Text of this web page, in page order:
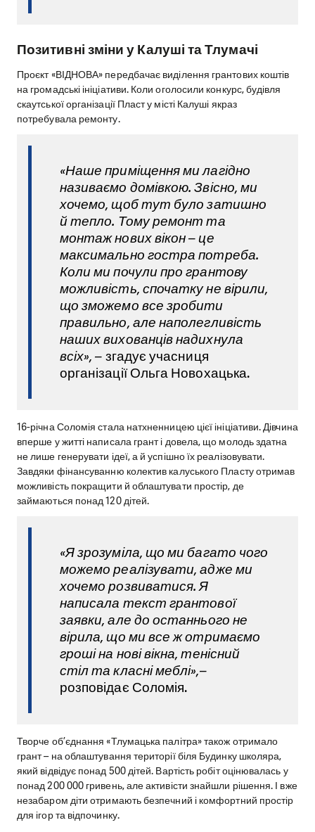
Позитивні зміни у Калуші та Тлумачі
Проєкт «ВІДНОВА» передбачає виділення грантових коштів
на громадські ініціативи. Коли оголосили конкурс, будівля
скаутської організації Пласт у місті Калуші якраз
потребувала ремонту.
«Наше приміщення ми лагідно
називаємо домівкою. Звісно, ми
хочемо, щоб тут було затишно
й тепло. Тому ремонт та
монтаж нових вікон – це
максимально гостра потреба.
Коли ми почули про грантову
можливість, спочатку не вірили,
що зможемо все зробити
правильно, але наполегливість
наших вихованців надихнула
всіх», – згадує учасниця
організації Ольга Новохацька.
16-річна Соломія стала натхненницею цієї ініціативи. Дівчина
вперше у житті написала грант і довела, що молодь здатна
не лише генерувати ідеї, а й успішно їх реалізовувати.
Завдяки фінансуванню колектив калуського Пласту отримав
можливість покращити й облаштувати простір, де
займаються понад 120 дітей.
«Я зрозуміла, що ми багато чого
можемо реалізувати, адже ми
хочемо розвиватися. Я
написала текст грантової
заявки, але до останнього не
вірила, що ми все ж отримаємо
гроші на нові вікна, тенісний
стіл та класні меблі»,–
розповідає Соломія.
Творче об’єднання «Тлумацька палітра» також отримало
грант – на облаштування території біля Будинку школяра,
який відвідує понад 500 дітей. Вартість робіт оцінювалась у
понад 200 000 гривень, але активісти знайшли рішення. І вже
незабаром діти отримають безпечний і комфортний простір
для ігор та відпочинку.